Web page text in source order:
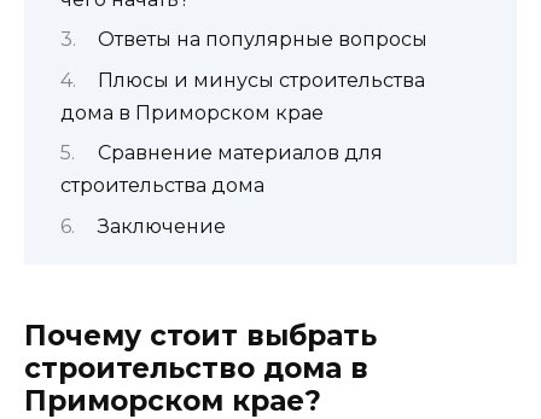
Ответы на популярные вопросы
Плюсы и минусы строительства
дома в Приморском крае
Сравнение материалов для
строительства дома
Заключение
Почему стоит выбрать
строительство дома в
Приморском крае?